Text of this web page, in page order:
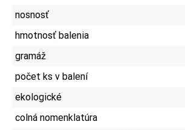
nosnosť
hmotnosť balenia
gramáž
počet ks v balení
ekologické
colná nomenklatúra